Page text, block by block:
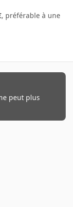
, préférable à une
peut plus